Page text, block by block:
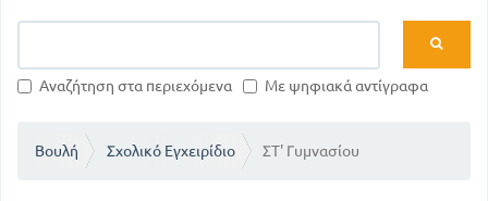
Αναζήτηση στα περιεχόμενα Με ψηφιακά αντίγραφα
Βουλή Σχολικό Εγχειρίδιο ΣΤ' Γυμνασίου